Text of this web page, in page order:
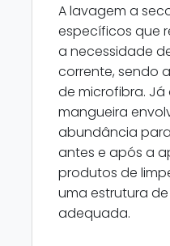
A lavagem a
específicos que
a necessidade
corrente, sendo
de microfibra.
mangueira
abundância
antes e após a
produtos de
uma estrutura
adequada.